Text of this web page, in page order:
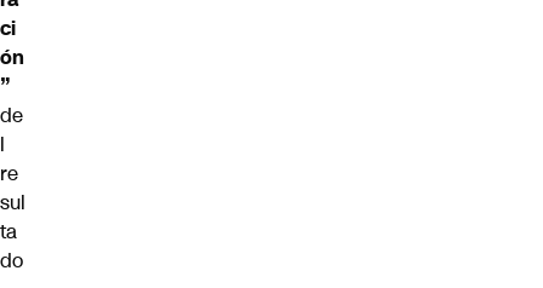
ci
ón
”
de
l
re
sul
ta
do